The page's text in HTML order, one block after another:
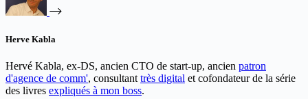
Herve Kabla
Hervé Kabla, ex-DS, ancien CTO de start-up, ancien patron
d'agence de comm', consultant très digital et cofondateur de la série
des livres expliqués à mon boss.